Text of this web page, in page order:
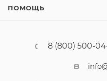
ПОМОЩЬ
8 (800) 500-